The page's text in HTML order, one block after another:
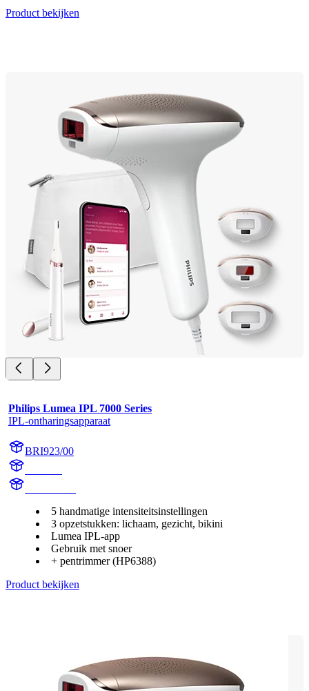
Product bekijken
Philips Lumea IPL 7000 Series
IPL-ontharingsapparaat
BRI923/00
5 handmatige intensiteitsinstellingen
3 opzetstukken: lichaam, gezicht, bikini
Lumea IPL-app
Gebruik met snoer
+ pentrimmer (HP6388)
Product bekijken